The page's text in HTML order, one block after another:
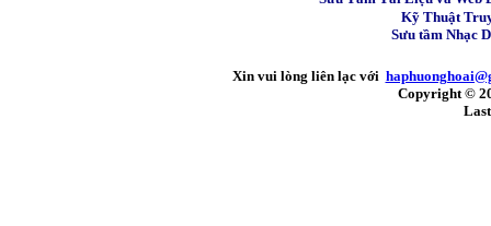
Kỹ Thuật
Sưu tầm Nhạc
Xin vui lòng liên lạc với
Copyright ©